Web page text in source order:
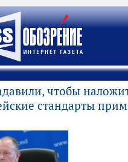
чтобы
стандарты